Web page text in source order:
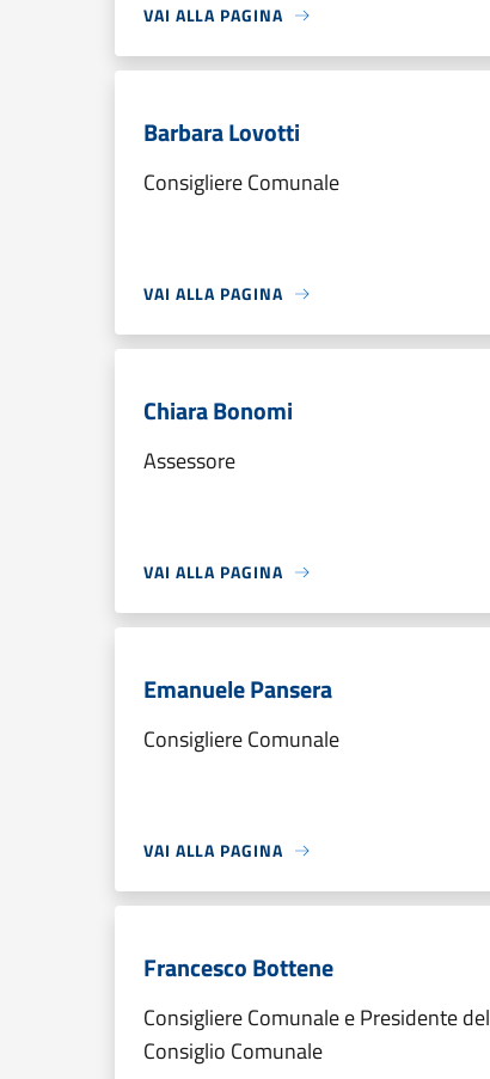
VAI ALLA PAGINA
Barbara Lovotti
Consigliere Comunale
VAI ALLA PAGINA
Chiara Bonomi
Assessore
VAI ALLA PAGINA
Emanuele Pansera
Consigliere Comunale
VAI ALLA PAGINA
Francesco Bottene
Consigliere Comunale e Presidente del
Consiglio Comunale